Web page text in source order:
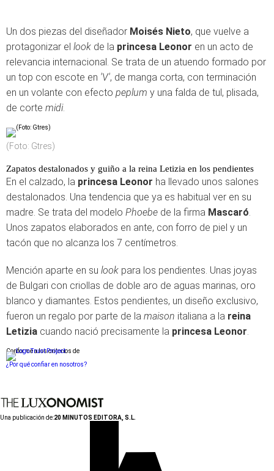
Un dos piezas del diseñador Moisés Nieto, que vuelve a
protagonizar el look de la princesa Leonor en un acto de
relevancia internacional. Se trata de un atuendo formado por
un top con escote en 'V', de manga corta, con terminación
en un volante con efecto peplum y una falda de tul, plisada,
de corte midi.
(Foto: Gtres)
Zapatos destalonados y guiño a la reina Letizia en los pendientes
En el calzado, la princesa Leonor ha llevado unos salones
destalonados. Una tendencia que ya es habitual ver en su
madre. Se trata del modelo Phoebe de la firma Mascaró
Unos zapatos elaborados en ante, con forro de piel y un
tacón que no alcanza los 7 centímetros.
Mención aparte en su look para los pendientes. Unas joyas
de Bulgari con criollas de doble aro de aguas marinas, oro
blanco y diamantes. Estos pendientes, un diseño exclusivo,
fueron un regalo por parte de la maison italiana a la reina
Letizia cuando nació precisamente la princesa Leonor
Conforme a los criterios de
¿Por qué confiar en nosotros?
Una publicación de:20 MINUTOS EDITORA, S.L.